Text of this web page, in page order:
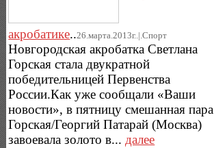
акробатике..26.марта.2013г..|.Спорт
Новгородская акробатка Светлана
Горская стала двукратной
победительницей Первенства
России.Как уже сообщали «Ваши
новости», в пятницу смешанная пара
Горская/Георгий Патарай (Москва)
завоевала золото в... далее